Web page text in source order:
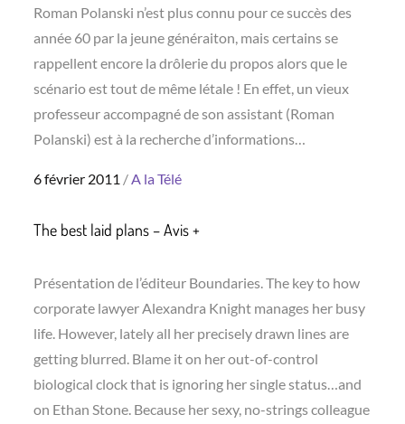
Roman Polanski n’est plus connu pour ce succès des
année 60 par la jeune généraiton, mais certains se
rappellent encore la drôlerie du propos alors que le
scénario est tout de même létale ! En effet, un vieux
professeur accompagné de son assistant (Roman
Polanski) est à la recherche d’informations…
Posted
6 février 2011 A la Télé
The best laid plans – Avis +
Présentation de l’éditeur Boundaries. The key to how
corporate lawyer Alexandra Knight manages her busy
life. However, lately all her precisely drawn lines are
getting blurred. Blame it on her out-of-control
biological clock that is ignoring her single status…and
on Ethan Stone. Because her sexy, no-strings colleague